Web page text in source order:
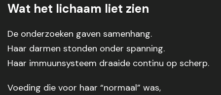
Wat het lichaam liet zien
De onderzoeken gaven samenhang.
Haar darmen stonden onder spanning.
Haar immuunsysteem draaide continu op scherp.
Voeding die voor haar “normaal” was,